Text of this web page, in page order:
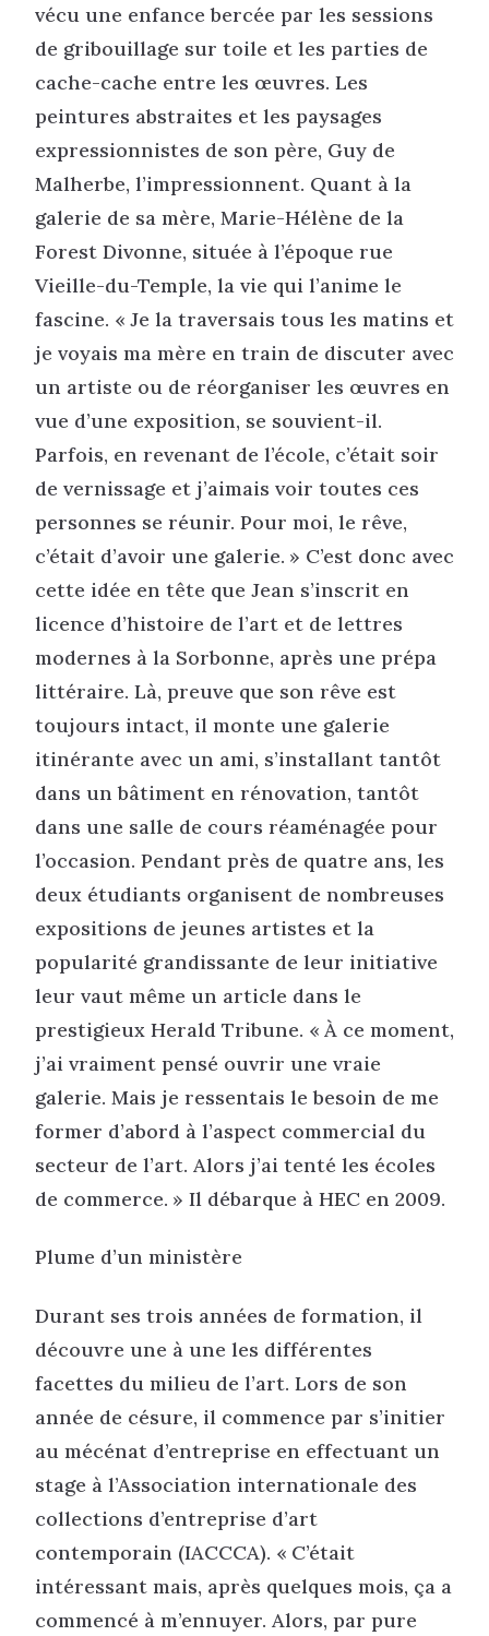
vécu une enfance bercée par les sessions
de gribouillage sur toile et les parties de
cache-cache entre les œuvres. Les
peintures abstraites et les paysages
expressionnistes de son père, Guy de
Malherbe, l’impressionnent. Quant à la
galerie de sa mère, Marie-Hélène de la
Forest Divonne, située à l’époque rue
Vieille-du-Temple, la vie qui l’anime le
fascine. « Je la traversais tous les matins et
je voyais ma mère en train de discuter avec
un artiste ou de réorganiser les œuvres en
vue d’une exposition, se souvient-il.
Parfois, en revenant de l’école, c’était soir
de vernissage et j’aimais voir toutes ces
personnes se réunir. Pour moi, le rêve,
c’était d’avoir une galerie. » C’est donc avec
cette idée en tête que Jean s’inscrit en
licence d’histoire de l’art et de lettres
modernes à la Sorbonne, après une prépa
littéraire. Là, preuve que son rêve est
toujours intact, il monte une galerie
itinérante avec un ami, s’installant tantôt
dans un bâtiment en rénovation, tantôt
dans une salle de cours réaménagée pour
l’occasion. Pendant près de quatre ans, les
deux étudiants organisent de nombreuses
expositions de jeunes artistes et la
popularité grandissante de leur initiative
leur vaut même un article dans le
prestigieux Herald Tribune. « À ce moment,
j’ai vraiment pensé ouvrir une vraie
galerie. Mais je ressentais le besoin de me
former d’abord à l’aspect commercial du
secteur de l’art. Alors j’ai tenté les écoles
de commerce. » Il débarque à HEC en 2009.
Plume d’un ministère
Durant ses trois années de formation, il
découvre une à une les différentes
facettes du milieu de l’art. Lors de son
année de césure, il commence par s’initier
au mécénat d’entreprise en effectuant un
stage à l’Association internationale des
collections d’entreprise d’art
contemporain (IACCCA). « C’était
intéressant mais, après quelques mois, ça a
commencé à m’ennuyer. Alors, par pure